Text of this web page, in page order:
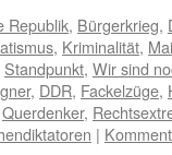
Republik, Bürgerkrieg,
, Kriminalität,
Standpunkt, Wir sind
, DDR, Fackelzüge,
Querdenker,
|